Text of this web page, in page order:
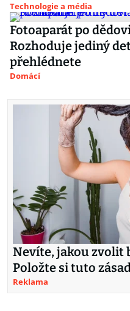
Technologie a média
Fotoaparát po
Rozhoduje jediný
přehlédnete
Domácí
Nevíte, jakou zvolit
Položte si tuto
Reklama